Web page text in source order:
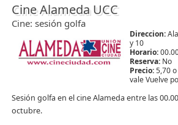
Cine Alameda UCC
Cine: sesión golfa
Direccion:
y 10
Horario:
Reserva:No
Precio:5,70 o
vale Vuelve
Sesión golfa en el cine Alameda entre las
octubre.